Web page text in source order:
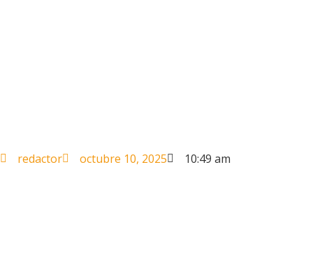
redactor octubre 10, 2025 10:49 am